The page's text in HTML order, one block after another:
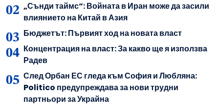
„Сънди таймс“: Войната в Иран може да засили
влиянието на Китай в Азия
Бюджетът: Първият ход на новата власт
Концентрация на власт: За какво ще я използва
Радев
След Орбан ЕС гледа към София и Любляна:
Politico предупреждава за нови трудни
партньори за Украйна